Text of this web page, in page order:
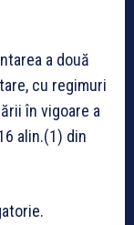
a două
cu regimuri
în vigoare a
alin.(1) din